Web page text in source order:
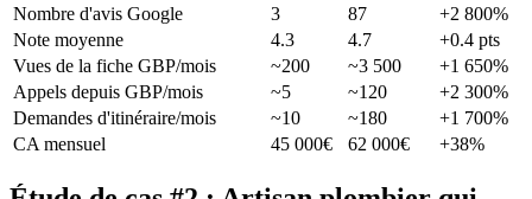
Nombre d'avis Google
3 87
+2 800%
Note moyenne
4.3 4.7
+0.4 pts
Vues de la fiche GBP/mois
~200 ~3 500
+1 650%
Appels depuis GBP/mois
~5 ~120
+2 300%
Demandes d'itinéraire/mois
~10 ~180
+1 700%
CA mensuel
45 000€ 62 000€ +38%